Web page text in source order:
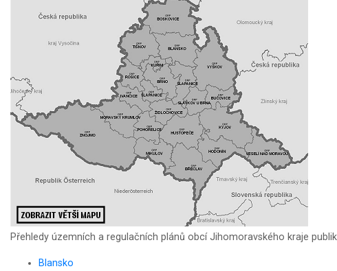
Přehledy územních a regulačních plánů obcí Jihomoravského kraje
Blansko